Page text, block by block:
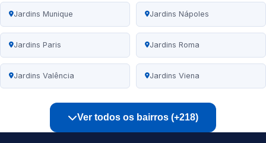
Jardins Munique Jardins Nápoles
Jardins Paris Jardins Roma
Jardins Valência Jardins Viena
Ver todos os bairros (+218)